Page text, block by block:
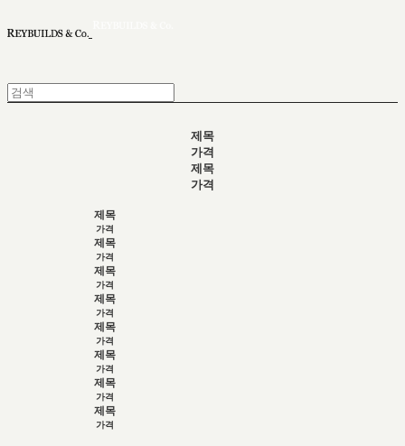
제목
가격
제목
가격
제목
가격
제목
가격
제목
가격
제목
가격
제목
가격
제목
가격
제목
가격
제목
가격